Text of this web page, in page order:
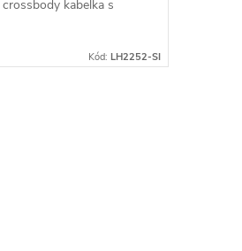
kabelka s
Kód: LH2252-SI